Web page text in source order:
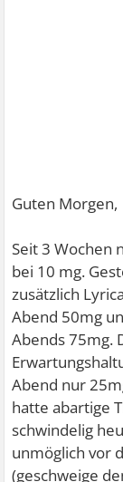
Guten Morgen,
Seit 3 Wochen
bei 10 mg.
zusätzlich
Abend 50mg
Abends 75mg.
Abend nur
hatte abartige
schwindelig
unmöglich vor
(geschweige